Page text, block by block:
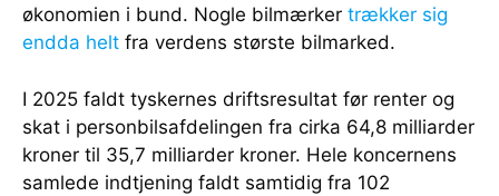
økonomien i bund. Nogle bilmærker trækker sig
endda helt fra verdens største bilmarked.
I 2025 faldt tyskernes driftsresultat før renter og
skat i personbilsafdelingen fra cirka 64,8 milliarder
kroner til 35,7 milliarder kroner. Hele koncernens
samlede indtjening faldt samtidig fra 102